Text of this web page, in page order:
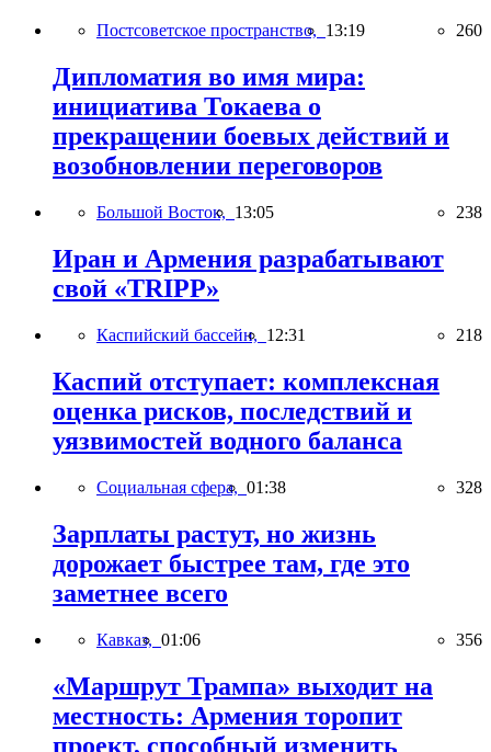
Постсоветское пространство, 13:19 260
Дипломатия во имя мира:
инициатива Токаева о
прекращении боевых действий и
возобновлении переговоров
Большой Восток, 13:05 238
Иран и Армения разрабатывают
свой «TRIPP»
Каспийский бассейн, 12:31 218
Каспий отступает: комплексная
оценка рисков, последствий и
уязвимостей водного баланса
Социальная сфера, 01:38 328
Зарплаты растут, но жизнь
дорожает быстрее там, где это
заметнее всего
Кавказ, 01:06 356
«Маршрут Трампа» выходит на
местность: Армения торопит
проект, способный изменить